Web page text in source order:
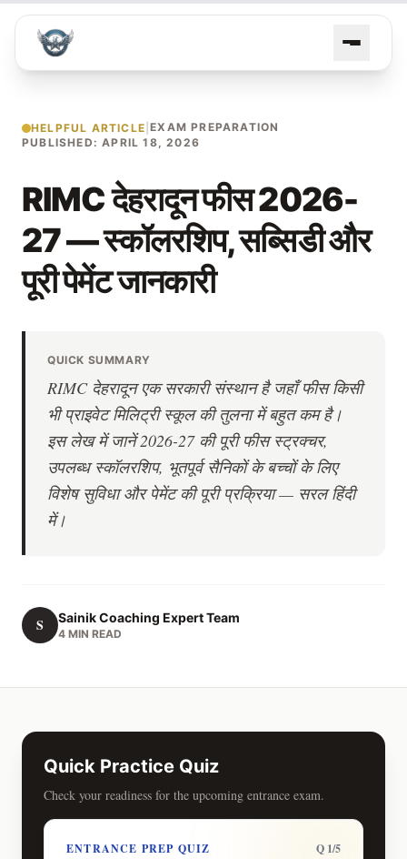
HELPFUL ARTICLE |EXAM PREPARATION
PUBLISHED: APRIL 18, 2026
RIMC देहरादून फीस 2026-
27 — स्कॉलरशिप, सब्सिडी और
पूरी पेमेंट जानकारी
QUICK SUMMARY
RIMC देहरादून एक सरकारी संस्थान है जहाँ फीस किसी
भी प्राइवेट मिलिट्री स्कूल की तुलना में बहुत कम है।
इस लेख में जानें 2026-27 की पूरी फीस स्ट्रक्चर,
उपलब्ध स्कॉलरशिप, भूतपूर्व सैनिकों के बच्चों के लिए
विशेष सुविधा और पेमेंट की पूरी प्रक्रिया — सरल हिंदी
में।
S Sainik Coaching Expert Team
4 MIN READ
Quick Practice Quiz
Check your readiness for the upcoming entrance exam.
ENTRANCE PREP QUIZ Q 1/5